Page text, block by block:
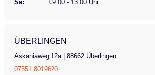
Sa:
09.00 - 13.00 Uhr
ÜBERLINGEN
Askaniaweg 12a | 88662 Überlingen
07551 8019620